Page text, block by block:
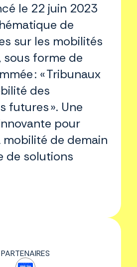
le 22 juin 2023
de
sur les mobilités
sous forme de
: « Tribunaux
des
futures ». Une
pour
mobilité de demain
de solutions
PARTENAIRES